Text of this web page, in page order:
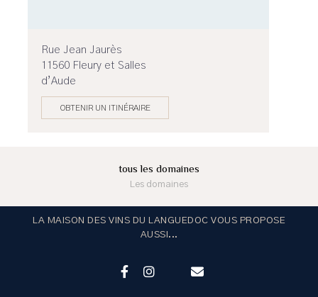
Rue Jean Jaurès
11560 Fleury et Salles
d’Aude
OBTENIR UN ITINÉRAIRE
tous les domaines
Les domaines
LA MAISON DES VINS DU LANGUEDOC VOUS PROPOSE
AUSSI...